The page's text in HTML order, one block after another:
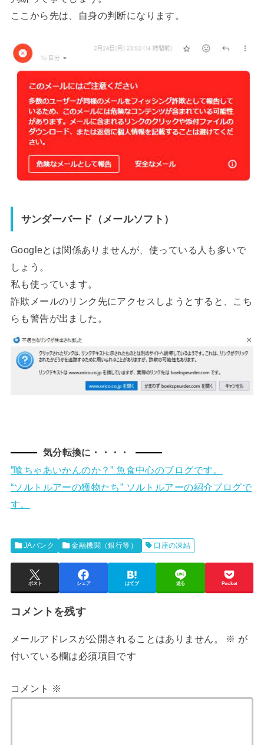
ここから先は、自身の判断になります。
サンダーバード（メールソフト）
Googleとは関係ありませんが、使っている人も多いで
しょう。
私も使っています。
詐欺メールのリンク先にアクセスしようとすると、こち
らも警告が出ました。
気分転換に・・・・
”喰ちゃあいかんのか？” 魚食中心のブログです。
“ソルトルアーの獲物たち” ソルトルアーの紹介ブログで
す。
JAバンク 金融機関（銀行等） ⼝座の凍結
ポスト シェア はてブ 送る Pocket
コメントを残す
メールアドレスが公開されることはありません。 ※ が
付いている欄は必須項目です
コメント ※